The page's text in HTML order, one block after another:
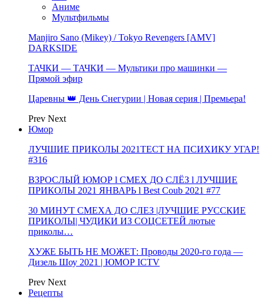
Аниме
Мультфильмы
Manjiro Sano (Mikey) / Tokyo Revengers [AMV]
DARKSIDE
ТАЧКИ — ТАЧКИ — Мультики про машинки —
Прямой эфир
Царевны 👑 День Снегурии | Новая серия | Премьера!
Prev Next
Юмор
ЛУЧШИЕ ПРИКОЛЫ 2021ТЕСТ НА ПСИХИКУ УГАР!
#316
ВЗРОСЛЫЙ ЮМОР l СМЕХ ДО СЛЁЗ l ЛУЧШИЕ
ПРИКОЛЫ 2021 ЯНВАРЬ l Best Coub 2021 #77
30 МИНУТ СМЕХА ДО СЛЕЗ |ЛУЧШИЕ РУССКИЕ
ПРИКОЛЫ| ЧУДИКИ ИЗ СОЦСЕТЕЙ лютые
приколы…
ХУЖЕ БЫТЬ НЕ МОЖЕТ: Проводы 2020-го года —
Дизель Шоу 2021 | ЮМОР ICTV
Prev Next
Рецепты